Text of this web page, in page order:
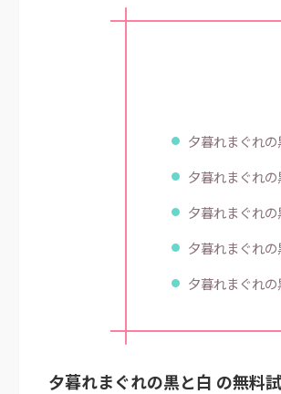
夕暮れまぐれ
夕暮れまぐれ
夕暮れまぐれ
夕暮れまぐれ
夕暮れまぐれ
夕暮れまぐれの黒と白 の無料